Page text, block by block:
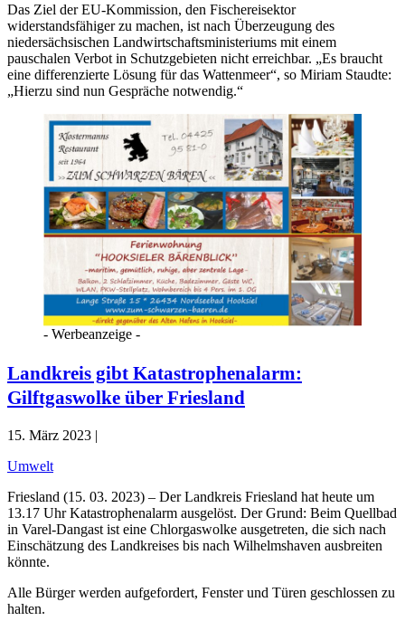
Das Ziel der EU-Kommission, den Fischereisektor
widerstandsfähiger zu machen, ist nach Überzeugung des
niedersächsischen Landwirtschaftsministeriums mit einem
pauschalen Verbot in Schutzgebieten nicht erreichbar. „Es braucht
eine differenzierte Lösung für das Wattenmeer“, so Miriam Staudte:
„Hierzu sind nun Gespräche notwendig.“
- Werbeanzeige -
Landkreis gibt Katastrophenalarm:
Gilftgaswolke über Friesland
15. März 2023 |
Umwelt
Friesland (15. 03. 2023) – Der Landkreis Friesland hat heute um
13.17 Uhr Katastrophenalarm ausgelöst. Der Grund: Beim Quellbad
in Varel-Dangast ist eine Chlorgaswolke ausgetreten, die sich nach
Einschätzung des Landkreises bis nach Wilhelmshaven ausbreiten
könnte.
Alle Bürger werden aufgefordert, Fenster und Türen geschlossen zu
halten.